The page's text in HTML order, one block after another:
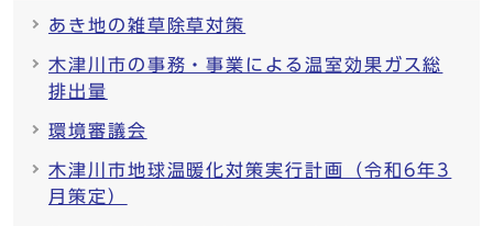
あき地の雑草除草対策
木津川市の事務・事業による温室効果ガス総
排出量
環境審議会
木津川市地球温暖化対策実行計画（令和6年3
月策定）